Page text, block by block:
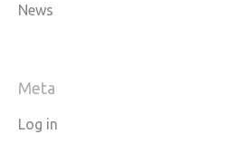
News
Meta
Log in